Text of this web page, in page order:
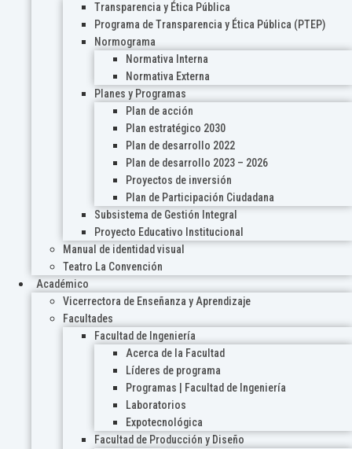
Transparencia y Ética Pública
Programa de Transparencia y Ética Pública (PTEP)
Normograma
Normativa Interna
Normativa Externa
Planes y Programas
Plan de acción
Plan estratégico 2030
Plan de desarrollo 2022
Plan de desarrollo 2023 – 2026
Proyectos de inversión
Plan de Participación Ciudadana
Subsistema de Gestión Integral
Proyecto Educativo Institucional
Manual de identidad visual
Teatro La Convención
Académico
Vicerrectora de Enseñanza y Aprendizaje
Facultades
Facultad de Ingeniería
Acerca de la Facultad
Líderes de programa
Programas | Facultad de Ingeniería
Laboratorios
Expotecnológica
Facultad de Producción y Diseño